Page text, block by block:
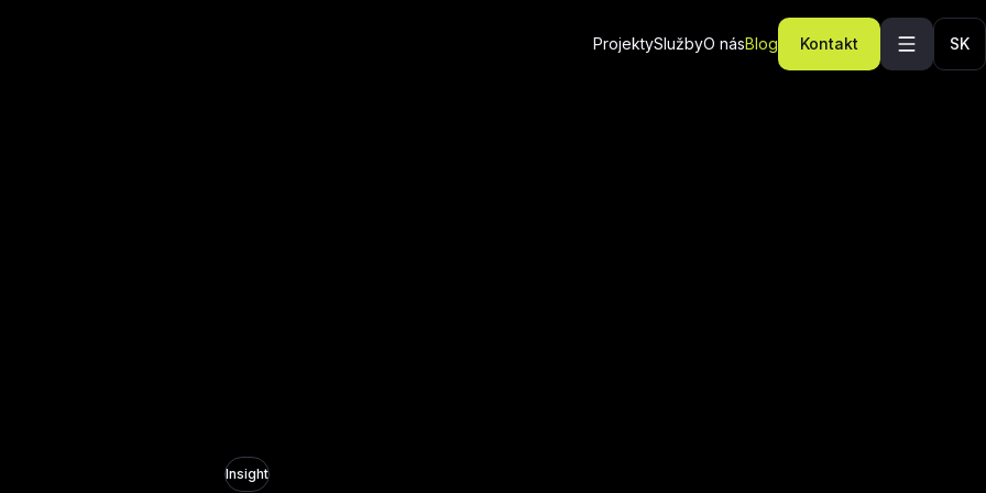
ProjektySlužbyO násBlog Kontakt SK
Insight